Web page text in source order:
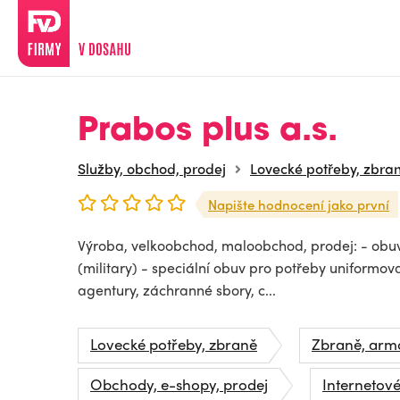
Prabos plus a.s.
Služby, obchod, prodej Lovecké potřeby,
Napište hodnocení jako první
Výroba, velkoobchod, maloobchod, prodej: -
(military) - speciální obuv pro potřeby
agentury, záchranné sbory, c...
Lovecké potřeby, zbraně
Zbraně,
Obchody, e-shopy, prodej